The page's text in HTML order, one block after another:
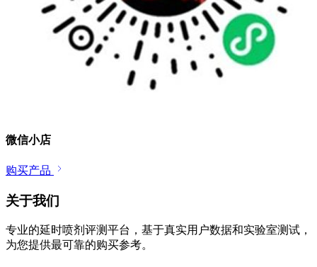
微信小店
购买产品
关于我们
专业的延时喷剂评测平台，基于真实用户数据和实验室测试，
为您提供最可靠的购买参考。